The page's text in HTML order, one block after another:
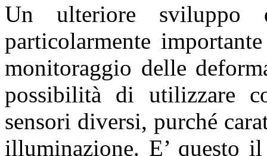
Un ulteriore sviluppo
particolarmente
monitoraggio delle
possibilità di utilizzare
sensori diversi, purché
illuminazione. E’ questo